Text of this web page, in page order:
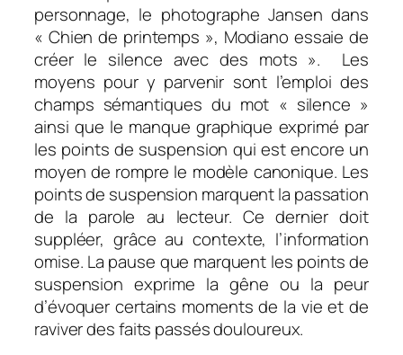
personnage, le photographe Jansen dans
« Chien de printemps », Modiano essaie de
créer le silence avec des mots ». Les
moyens pour y parvenir sont l’emploi des
champs sémantiques du mot « silence »
ainsi que le manque graphique exprimé par
les points de suspension qui est encore un
moyen de rompre le modèle canonique. Les
points de suspension marquent la passation
de la parole au lecteur. Ce dernier doit
suppléer, grâce au contexte, l’information
omise. La pause que marquent les points de
suspension exprime la gêne ou la peur
d’évoquer certains moments de la vie et de
raviver des faits passés douloureux.